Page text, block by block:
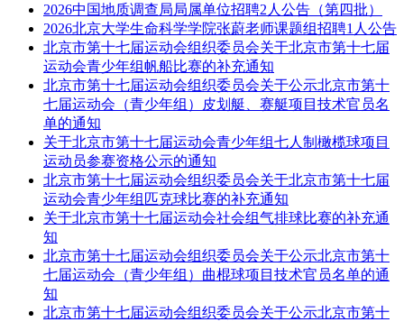
2026中国地质调查局局属单位招聘2人公告（第四批）
2026北京大学生命科学学院张蔚老师课题组招聘1人公告
北京市第十七届运动会组织委员会关于北京市第十七届
运动会青少年组帆船比赛的补充通知
北京市第十七届运动会组织委员会关于公示北京市第十
七届运动会（青少年组）皮划艇、赛艇项目技术官员名
单的通知
关于北京市第十七届运动会青少年组七人制橄榄球项目
运动员参赛资格公示的通知
北京市第十七届运动会组织委员会关于北京市第十七届
运动会青少年组匹克球比赛的补充通知
关于北京市第十七届运动会社会组气排球比赛的补充通
知
北京市第十七届运动会组织委员会关于公示北京市第十
七届运动会（青少年组）曲棍球项目技术官员名单的通
知
北京市第十七届运动会组织委员会关于公示北京市第十